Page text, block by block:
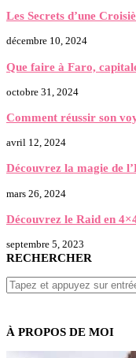
Les Secrets d’une
décembre 10, 2024
Que faire à Faro,
octobre 31, 2024
Comment réussir son
avril 12, 2024
Découvrez la magie de
mars 26, 2024
Découvrez le Raid en
septembre 5, 2023
RECHERCHER
À PROPOS DE MOI